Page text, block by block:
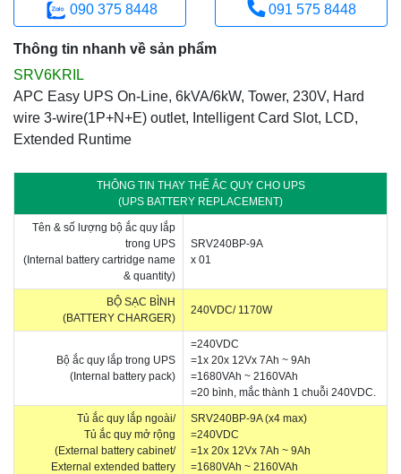
090 375 8448 091 575 8448
Thông tin nhanh về sản phẩm
SRV6KRIL
APC Easy UPS On-Line, 6kVA/6kW, Tower, 230V, Hard
wire 3-wire(1P+N+E) outlet, Intelligent Card Slot, LCD,
Extended Runtime
THÔNG TIN THAY THẾ ẮC QUY CHO UPS
(UPS BATTERY REPLACEMENT)
Tên & số lượng bộ ắc quy lắp
trong UPS
(Internal battery cartridge name
& quantity)
SRV240BP-9A
x 01
BỘ SẠC BÌNH
(BATTERY CHARGER)
240VDC/ 1170W
Bộ ắc quy lắp trong UPS
(Internal battery pack)
=240VDC
=1x 20x 12Vx 7Ah ~ 9Ah
=1680VAh ~ 2160VAh
=20 bình, mắc thành 1 chuỗi 240VDC.
Tủ ắc quy lắp ngoài/
Tủ ắc quy mở rộng
(External battery cabinet/
External extended battery
SRV240BP-9A (x4 max)
=240VDC
=1x 20x 12Vx 7Ah ~ 9Ah
=1680VAh ~ 2160VAh